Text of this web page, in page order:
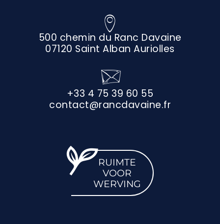
500 chemin du Ranc Davaine
07120 Saint Alban Auriolles
+33 4 75 39 60 55
contact@rancdavaine.fr
RUIMTE
VOOR
WERVING